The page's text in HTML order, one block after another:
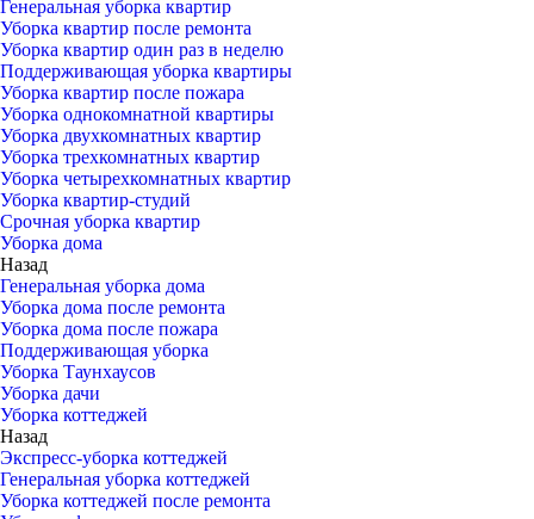
Генеральная уборка квартир
Уборка квартир после ремонта
Уборка квартир один раз в неделю
Поддерживающая уборка квартиры
Уборка квартир после пожара
Уборка однокомнатной квартиры
Уборка двухкомнатных квартир
Уборка трехкомнатных квартир
Уборка четырехкомнатных квартир
Уборка квартир-студий
Срочная уборка квартир
Уборка дома
Назад
Генеральная уборка дома
Уборка дома после ремонта
Уборка дома после пожара
Поддерживающая уборка
Уборка Таунхаусов
Уборка дачи
Уборка коттеджей
Назад
Экспресс-уборка коттеджей
Генеральная уборка коттеджей
Уборка коттеджей после ремонта